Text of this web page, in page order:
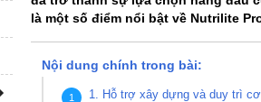
là một số điểm nổi bật về Nutrilite
Nội dung chính trong bài:
1. Hỗ trợ xây dựng và duy trì